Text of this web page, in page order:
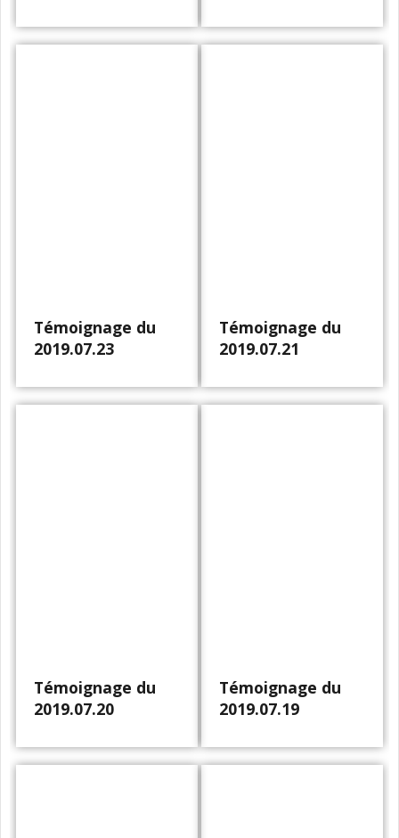
Témoignage du
2019.07.23
Témoignage du
2019.07.21
Témoignage du
2019.07.20
Témoignage du
2019.07.19